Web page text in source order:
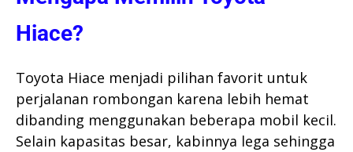
Hiace?
Toyota Hiace menjadi pilihan favorit untuk
perjalanan rombongan karena lebih hemat
dibanding menggunakan beberapa mobil kecil.
Selain kapasitas besar, kabinnya lega sehingga